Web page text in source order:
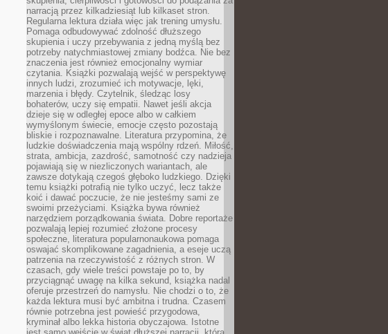
narracją przez kilkadziesiąt lub kilkaset stron.
Regularna lektura działa więc jak trening umysłu.
Pomaga odbudowywać zdolność dłuższego
skupienia i uczy przebywania z jedną myślą bez
potrzeby natychmiastowej zmiany bodźca. Nie bez
znaczenia jest również emocjonalny wymiar
czytania. Książki pozwalają wejść w perspektywę
innych ludzi, zrozumieć ich motywacje, lęki,
marzenia i błędy. Czytelnik, śledząc losy
bohaterów, uczy się empatii. Nawet jeśli akcja
dzieje się w odległej epoce albo w całkiem
wymyślonym świecie, emocje często pozostają
bliskie i rozpoznawalne. Literatura przypomina, że
ludzkie doświadczenia mają wspólny rdzeń. Miłość,
strata, ambicja, zazdrość, samotność czy nadzieja
pojawiają się w niezliczonych wariantach, ale
zawsze dotykają czegoś głęboko ludzkiego. Dzięki
temu książki potrafią nie tylko uczyć, lecz także
koić i dawać poczucie, że nie jesteśmy sami ze
swoimi przeżyciami. Książka bywa również
narzędziem porządkowania świata. Dobre reportaże
pozwalają lepiej rozumieć złożone procesy
społeczne, literatura popularnonaukowa pomaga
oswajać skomplikowane zagadnienia, a eseje uczą
patrzenia na rzeczywistość z różnych stron. W
czasach, gdy wiele treści powstaje po to, by
przyciągnąć uwagę na kilka sekund, książka nadal
oferuje przestrzeń do namysłu. Nie chodzi o to, że
każda lektura musi być ambitna i trudna. Czasem
równie potrzebna jest powieść przygodowa,
kryminał albo lekka historia obyczajowa. Istotne